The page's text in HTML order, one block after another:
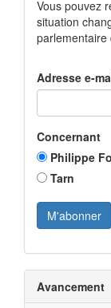
Vous pouvez
situation
parlementaire
Adresse e-
Concernant
Philippe
Tarn
Avancement